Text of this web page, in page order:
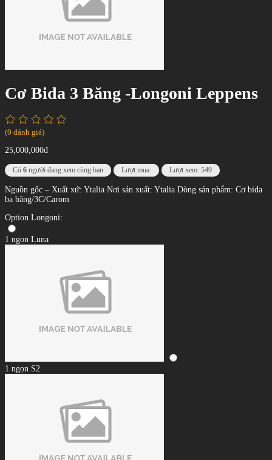
Cơ Bida 3 Băng -Longoni Leppens
(0 đánh giá)
25,000,000đ
Có 6 người đang xem cùng bạn Lượt mua: Lượt xem: 549
Nguồn gốc – Xuất xứ: Ytalia Nơi sản xuất: Ytalia Dòng sản phẩm: Cơ bida
ba băng/3C/Carom
Option Longoni:
1 ngọn Luna
1 ngọn S2